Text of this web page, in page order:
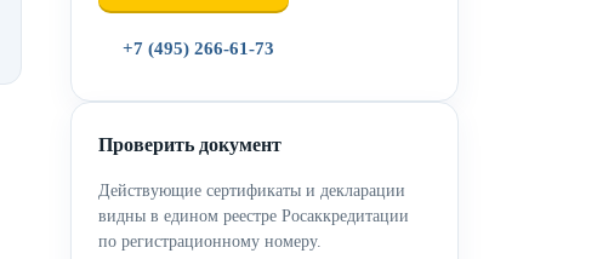
+7 (495) 266-61-73
Проверить документ
Действующие сертификаты и декларации
видны в едином реестре Росаккредитации
по регистрационному номеру.